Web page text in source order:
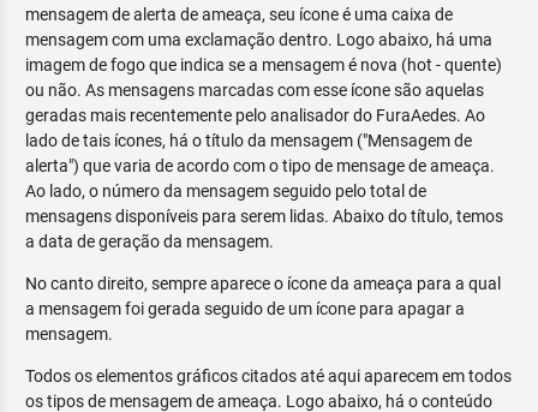
mensagem de alerta de ameaça, seu ícone é uma caixa de
mensagem com uma exclamação dentro. Logo abaixo, há uma
imagem de fogo que indica se a mensagem é nova (hot - quente)
ou não. As mensagens marcadas com esse ícone são aquelas
geradas mais recentemente pelo analisador do FuraAedes. Ao
lado de tais ícones, há o título da mensagem ("Mensagem de
alerta") que varia de acordo com o tipo de mensage de ameaça.
Ao lado, o número da mensagem seguido pelo total de
mensagens disponíveis para serem lidas. Abaixo do título, temos
a data de geração da mensagem.
No canto direito, sempre aparece o ícone da ameaça para a qual
a mensagem foi gerada seguido de um ícone para apagar a
mensagem.
Todos os elementos gráficos citados até aqui aparecem em todos
os tipos de mensagem de ameaça. Logo abaixo, há o conteúdo